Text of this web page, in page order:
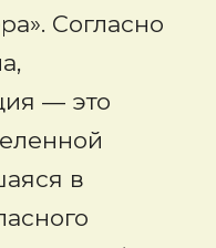
Согласно
— это
в